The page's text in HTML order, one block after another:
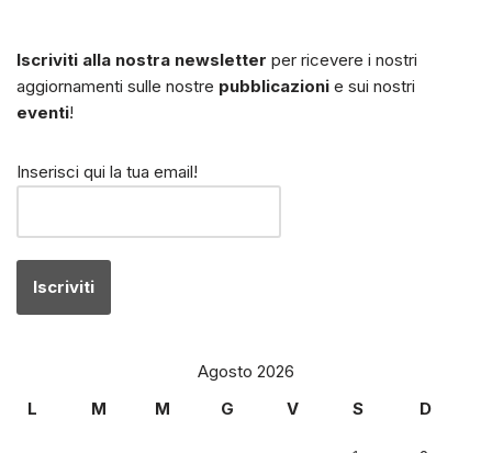
Iscriviti alla nostra newsletter per ricevere i nostri
aggiornamenti sulle nostre pubblicazioni e sui nostri
eventi!
Inserisci qui la tua email!
Agosto 2026
L
M M G V S D